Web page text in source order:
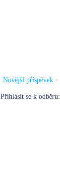
Novější příspěvek
Přihlásit se k odběru: